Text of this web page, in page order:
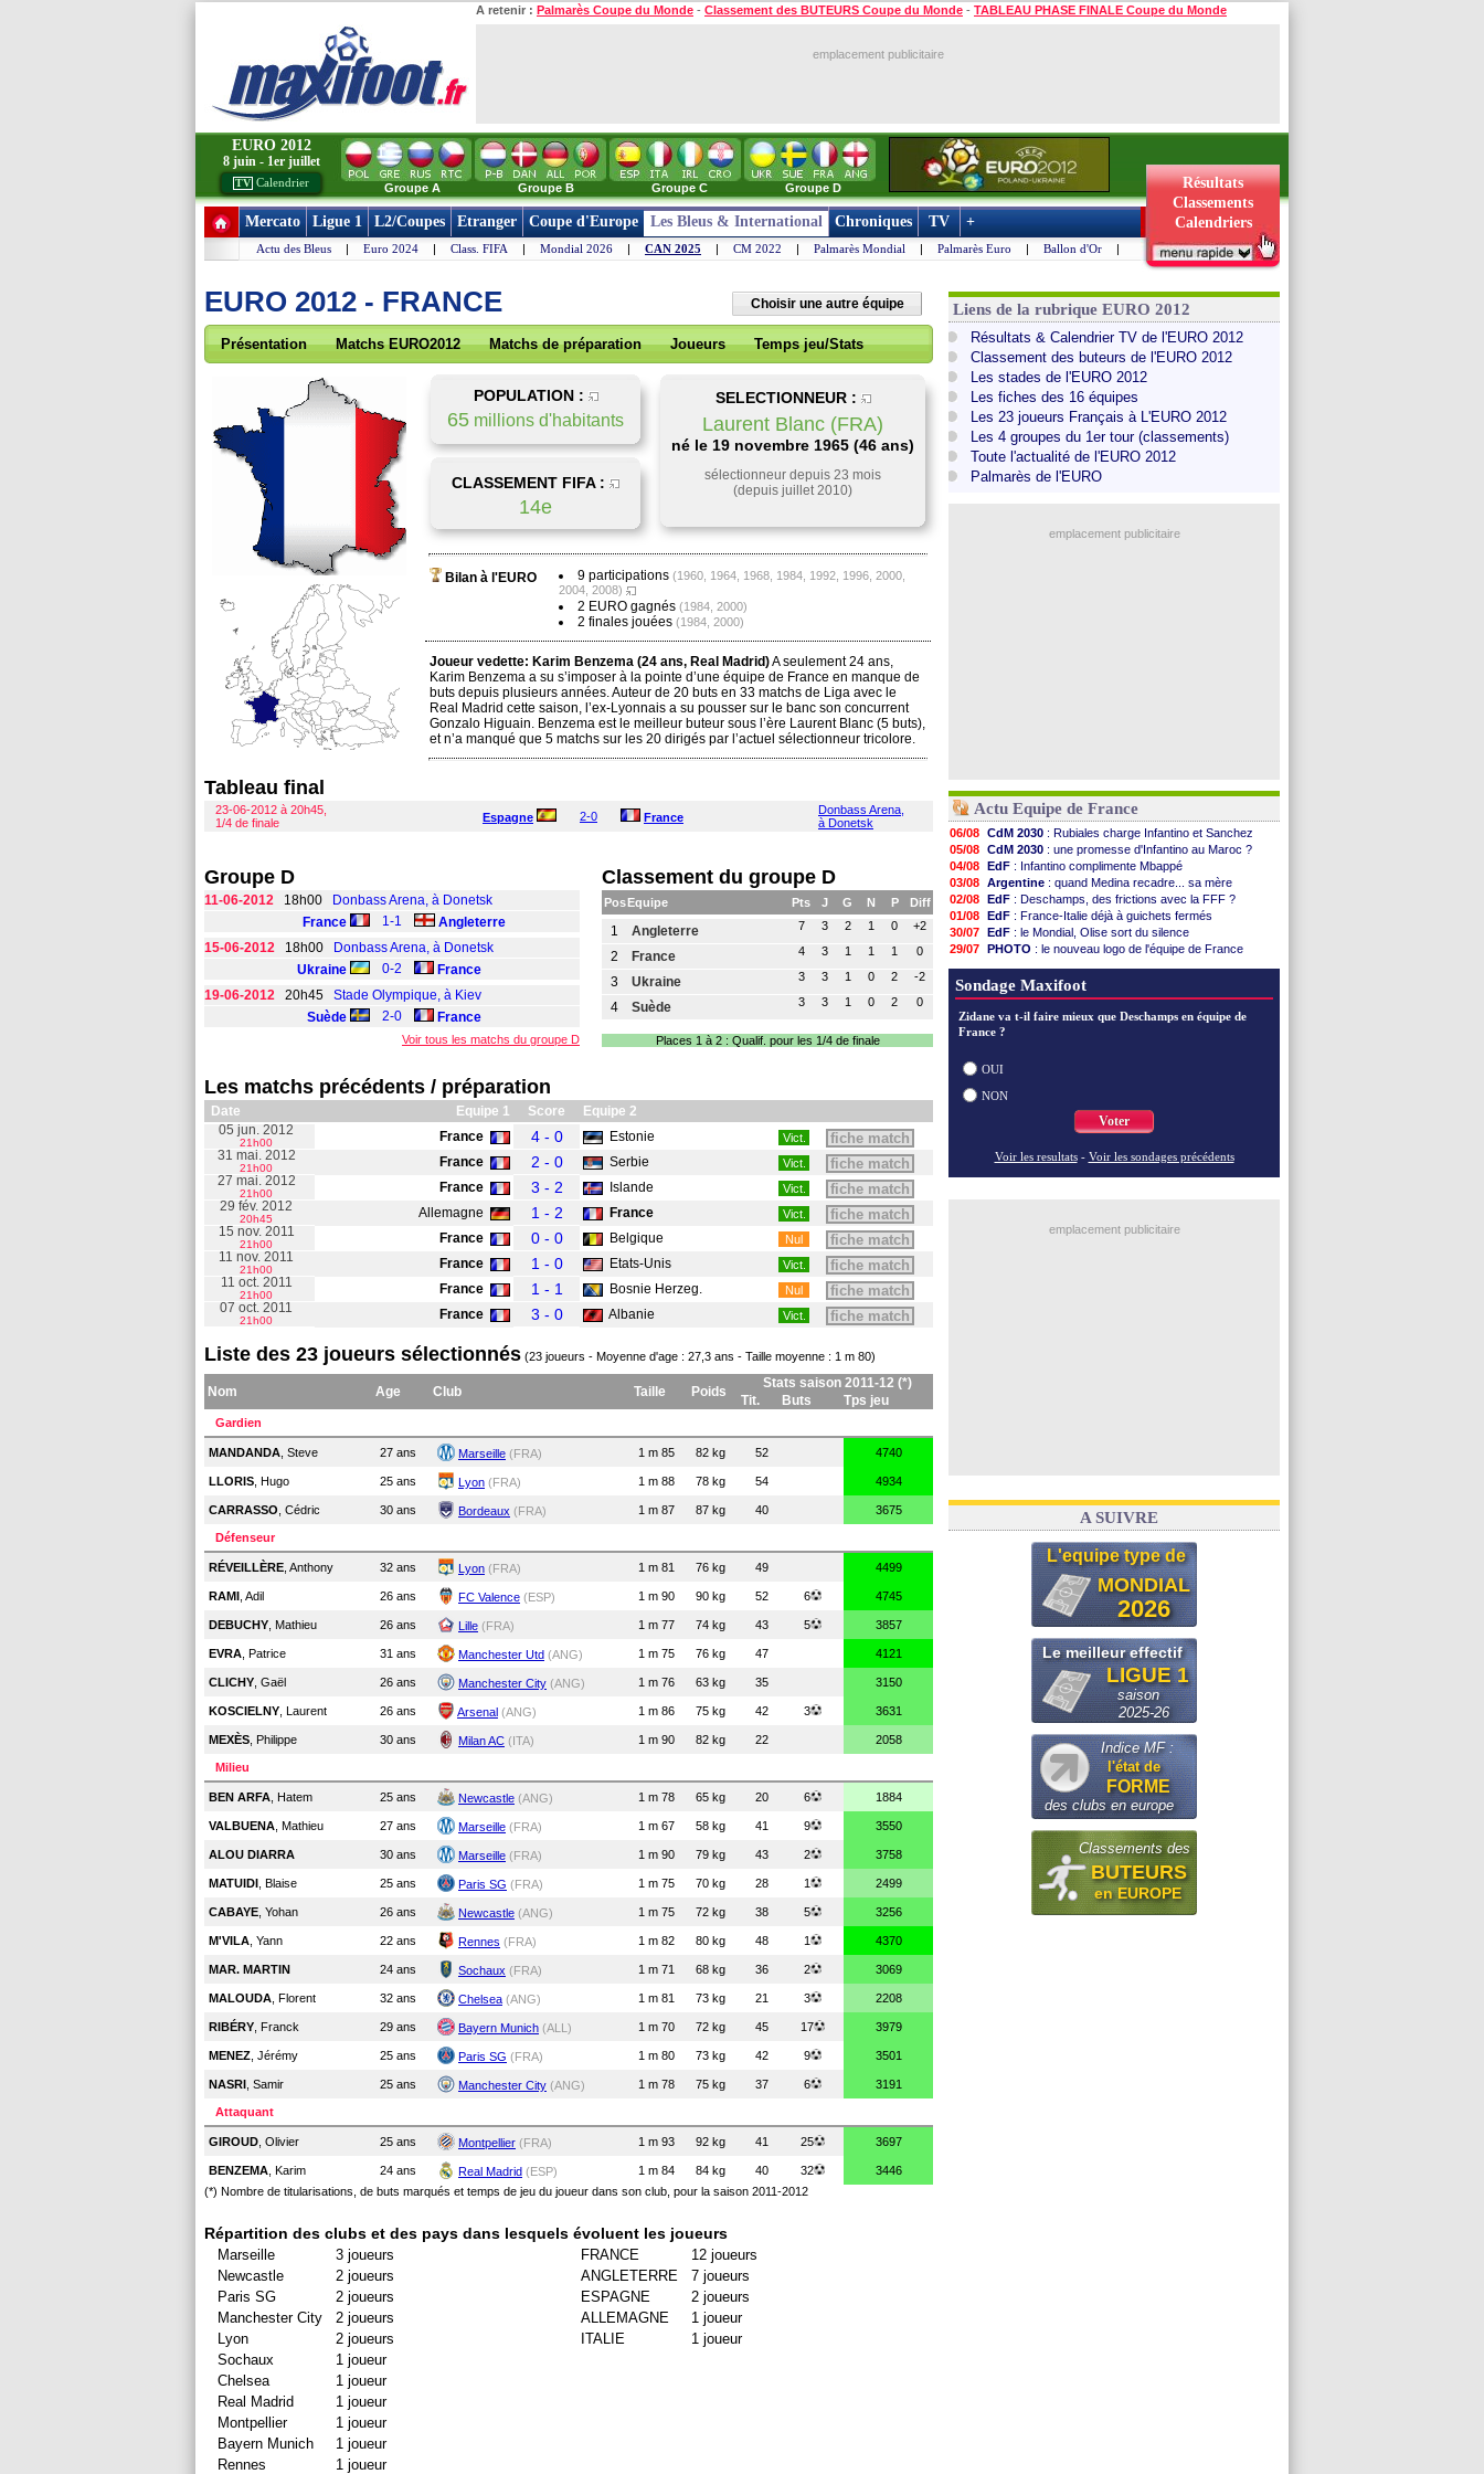
A retenir : Palmarès Coupe du Monde - Classement des BUTEURS Coupe du Monde - TABLEAU PHASE FINALE Coupe du Monde
emplacement publicitaire
EURO 2012
8 juin - 1er juillet
TV Calendrier
Résultats
Classements
Calendriers
Groupe A Groupe B Groupe C Groupe D
Mercato Ligue 1 L2/Coupes Etranger Coupe d'Europe Les Bleus & International Chroniques TV +
Actu des Bleus | Euro 2024 | Class. FIFA | Mondial 2026 | CAN 2025 | CM 2022 | Palmarès Mondial | Palmarès Euro | Ballon d'Or |
EURO 2012 - FRANCE Choisir une autre équipe
Présentation Matchs EURO2012 Matchs de préparation Joueurs Temps jeu/Stats
POPULATION :
65 millions d'habitants
CLASSEMENT FIFA :
14e
SELECTIONNEUR :
Laurent Blanc (FRA)
né le 19 novembre 1965 (46 ans)
sélectionneur depuis 23 mois
(depuis juillet 2010)
Bilan à l'EURO 9 participations (1960, 1964, 1968, 1984, 1992, 1996, 2000,
2004, 2008)
2 EURO gagnés (1984, 2000)
2 finales jouées (1984, 2000)
Joueur vedette: Karim Benzema (24 ans, Real Madrid)A seulement 24 ans,
Karim Benzema a su s’imposer à la pointe d’une équipe de France en manque de
buts depuis plusieurs années. Auteur de 20 buts en 33 matchs de Liga avec le
Real Madrid cette saison, l’ex-Lyonnais a su pousser sur le banc son concurrent
Gonzalo Higuain. Benzema est le meilleur buteur sous l’ère Laurent Blanc (5 buts),
et n’a manqué que 5 matchs sur les 20 dirigés par l’actuel sélectionneur tricolore.
Tableau final
23-06-2012 à 20h45,
1/4 de finale
Espagne 2-0 France
Donbass Arena,
à Donetsk
Groupe D
11-06-2012 18h00
Donbass Arena, à Donetsk
France
1-1
Angleterre
15-06-2012 18h00
Donbass Arena, à Donetsk
Ukraine
0-2
France
19-06-2012 20h45 Stade Olympique, à Kiev
Suède
2-0 France
Voir tous les matchs du groupe D
Classement du groupe D
PosEquipe Pts J G N P Diff
1 Angleterre 7 3 2 1 0 +2
2 France 4 3 1 1 1 0
3 Ukraine 3 3 1 0 2 -2
4 Suède 3 3 1 0 2 0
Places 1 à 2: Qualif. pour les 1/4 de finale
Les matchs précédents / préparation
Date Equipe 1 Score
Equipe 2
05 jun. 2012
21h00 France 4 - 0 Estonie Vict. fiche match
31 mai. 2012
21h00 France 2 - 0 Serbie Vict. fiche match
27 mai. 2012
21h00 France 3 - 2 Islande Vict. fiche match
29 fév. 2012
20h45 Allemagne 1 - 2 France Vict. fiche match
15 nov. 2011
21h00 France 0 - 0 Belgique Nul fiche match
11 nov. 2011
21h00 France 1 - 0 Etats-Unis Vict. fiche match
11 oct. 2011
21h00 France 1 - 1 Bosnie Herzeg. Nul fiche match
07 oct. 2011
21h00 France 3 - 0 Albanie Vict. fiche match
Liste des 23 joueurs sélectionnés (23 joueurs - Moyenne d'age : 27,3 ans - Taille moyenne : 1 m 80)
Nom Age Club Taille Poids
Stats saison 2011-12 (*)
Tit.
Buts Tps jeu
Gardien
MANDANDA , Steve 27 ans Marseille (FRA) 1 m 85 82 kg 52 4740
LLORIS , Hugo 25 ans Lyon (FRA) 1 m 88 78 kg 54 4934
CARRASSO , Cédric 30 ans Bordeaux (FRA) 1 m 87 87 kg 40 3675
Défenseur
RÉVEILLÈRE , Anthony 32 ans Lyon (FRA) 1 m 81 76 kg 49 4499
RAMI , Adil 26 ans FC Valence (ESP) 1 m 90 90 kg 52 6 4745
DEBUCHY , Mathieu 26 ans Lille (FRA) 1 m 77 74 kg 43 5 3857
EVRA , Patrice 31 ans Manchester Utd (ANG) 1 m 75 76 kg 47 4121
CLICHY , Gaël 26 ans Manchester City (ANG) 1 m 76 63 kg 35 3150
KOSCIELNY , Laurent 26 ans Arsenal (ANG) 1 m 86 75 kg 42 3 3631
MEXÈS , Philippe 30 ans Milan AC (ITA) 1 m 90 82 kg 22 2058
Milieu
BEN ARFA , Hatem 25 ans Newcastle (ANG) 1 m 78 65 kg 20 6 1884
VALBUENA , Mathieu 27 ans Marseille (FRA) 1 m 67 58 kg 41 9 3550
ALOU DIARRA 30 ans Marseille (FRA) 1 m 90 79 kg 43 2 3758
MATUIDI , Blaise 25 ans Paris SG (FRA) 1 m 75 70 kg 28 1 2499
CABAYE , Yohan 26 ans Newcastle (ANG) 1 m 75 72 kg 38 5 3256
M'VILA , Yann 22 ans Rennes (FRA) 1 m 82 80 kg 48 1 4370
MAR. MARTIN 24 ans Sochaux (FRA) 1 m 71 68 kg 36 2 3069
MALOUDA , Florent 32 ans Chelsea (ANG) 1 m 81 73 kg 21 3 2208
RIBÉRY , Franck 29 ans Bayern Munich (ALL) 1 m 70 72 kg 45 17 3979
MENEZ , Jérémy 25 ans Paris SG (FRA) 1 m 80 73 kg 42 9 3501
NASRI , Samir 25 ans Manchester City (ANG) 1 m 78 75 kg 37 6 3191
Attaquant
GIROUD , Olivier 25 ans Montpellier (FRA) 1 m 93 92 kg 41 25 3697
BENZEMA , Karim 24 ans Real Madrid (ESP) 1 m 84 84 kg 40 32
3446
(*) Nombre de titularisations, de buts marqués et temps de jeu du joueur dans son club, pour la saison 2011-2012
Répartition des clubs et des pays dans lesquels évoluent les joueurs
Marseille
3 joueurs
Newcastle
2 joueurs
Paris SG
2 joueurs
Manchester City
2 joueurs
Lyon
2 joueurs
Sochaux
1 joueur
Chelsea
1 joueur
Real Madrid
1 joueur
Montpellier
1 joueur
Bayern Munich
1 joueur
Rennes
1 joueur
FRANCE
12 joueurs
ANGLETERRE
7 joueurs
ESPAGNE
2 joueurs
ALLEMAGNE
1 joueur
ITALIE
1 joueur
Liens de la rubrique EURO 2012
Résultats & Calendrier TV de l'EURO 2012
Classement des buteurs de l'EURO 2012
Les stades de l'EURO 2012
Les fiches des 16 équipes
Les 23 joueurs Français à L'EURO 2012
Les 4 groupes du 1er tour (classements)
Toute l'actualité de l'EURO 2012
Palmarès de l'EURO
emplacement publicitaire
Actu Equipe de France
06/08 CdM 2030 : Rubiales charge Infantino et Sanchez
05/08 CdM 2030 : une promesse d'Infantino au Maroc ?
04/08 EdF : Infantino complimente Mbappé
03/08 Argentine : quand Medina recadre... sa mère
02/08 EdF : Deschamps, des frictions avec la FFF ?
01/08 EdF : France-Italie déjà à guichets fermés
30/07 EdF : le Mondial, Olise sort du silence
29/07 PHOTO : le nouveau logo de l'équipe de France
29/07 EdF: Zidane et l'argent, les mots de Diallo
29/07 EdF: Zidane pense déjà à un retour de Mendy
28/07 EdF : le message de Mbappé à Zidane
28/07 EdF
28/07
EdF
Sondage Maxifoot
Zidane va t-il faire mieux que Deschamps en équipe de
France ?
OUI
NON
Voter
Voir les resultats - Voir les sondages précédents
emplacement publicitaire
A SUIVRE
L'equipe type de
MONDIAL
2026
Le meilleur effectif
LIGUE 1
saison
2025-26
Indice MF :
l'état de
FORME
des clubs en europe
Classements des
BUTEURS
en EUROPE